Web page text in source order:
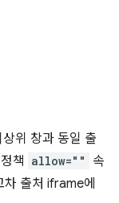
위 창과 동일 출
책 allow=""
속
차 출처 iframe에